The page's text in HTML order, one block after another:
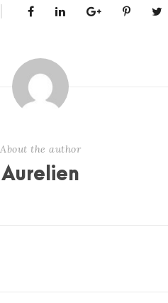
About the author
Aurelien